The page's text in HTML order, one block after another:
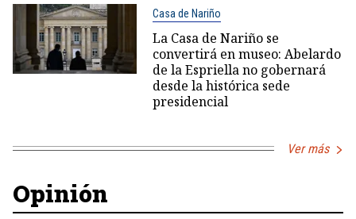
Casa de Nariño
La Casa de Nariño se
convertirá en museo: Abelardo
de la Espriella no gobernará
desde la histórica sede
presidencial
Ver más
Opinión